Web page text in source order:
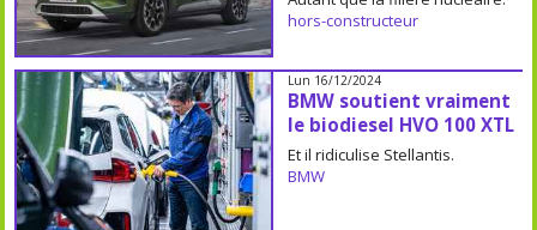
hors-constructeur
Lun 16/12/2024
BMW soutient vraiment
le biodiesel HVO 100 XTL
Et il ridiculise Stellantis.
BMW